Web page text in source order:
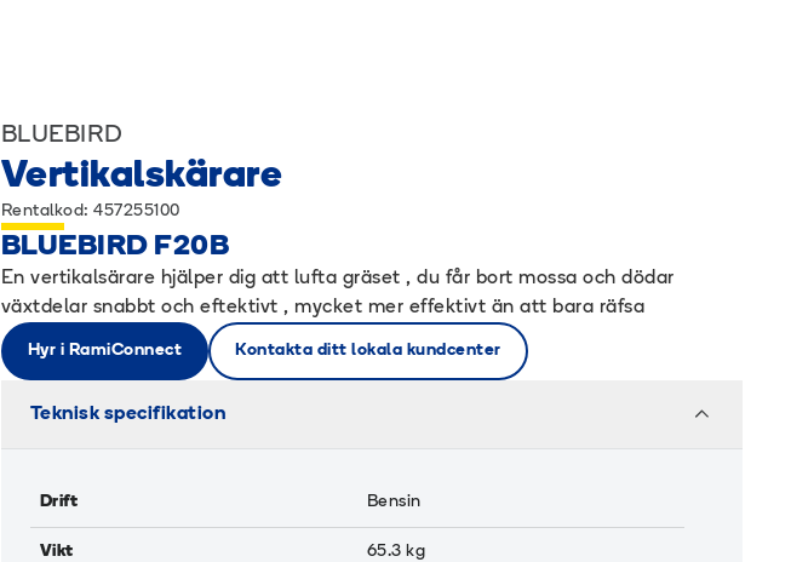
BLUEBIRD
Vertikalskärare
Rentalkod: 457255100
BLUEBIRD F20B
En vertikalsärare hjälper dig att lufta gräset , du får bort mossa och dödar
växtdelar snabbt och eftektivt , mycket mer effektivt än att bara räfsa
Hyr i RamiConnect Kontakta ditt lokala kundcenter
Teknisk specifikation
Drift Bensin
Vikt 65.3 kg